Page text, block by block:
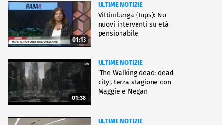
01:13
ULTIME NOTIZIE
Vittimberga (Inps): No
nuovi interventi su età
pensionabile
01:38
ULTIME NOTIZIE
'The Walking dead: dead
city', terza stagione con
Maggie e Negan
ULTIME NOTIZIE